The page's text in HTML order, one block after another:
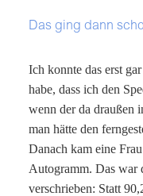
Das ging dann
Ich konnte das erst
habe, dass ich den
wenn der da draußen
man hätte den
Danach kam eine
Autogramm. Das war
verschrieben: Statt